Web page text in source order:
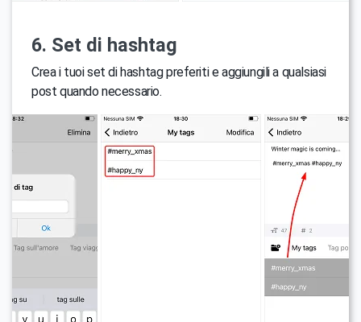
6. Set di hashtag
Crea i tuoi set di hashtag preferiti e aggiungili a qualsiasi
post quando necessario.